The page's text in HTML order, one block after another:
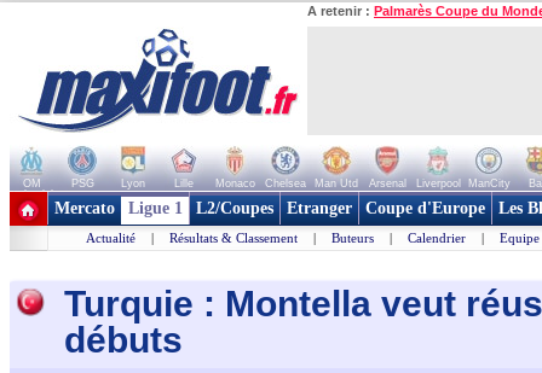
A retenir : Palmarès Coupe du
OM PSG Lyon Lille Monaco Chelsea Man Utd Arsenal Liverpool ManCity
+ de clubs
Mercato Ligue 1 L2/Coupes Etranger Coupe d'Europe Les
Actualité | Résultats & Classement | Buteurs | Calendrier | Equipe
Turquie : Montella veut
débuts